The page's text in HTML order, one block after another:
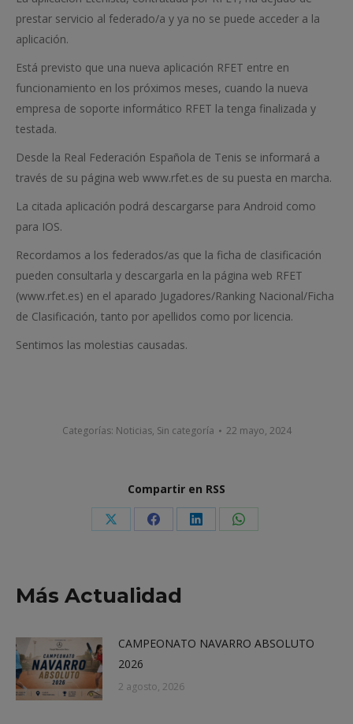
prestar servicio al federado/a y ya no se puede acceder a la
aplicación.
Está previsto que una nueva aplicación RFET entre en
funcionamiento en los próximos meses, cuando la nueva
empresa de soporte informático RFET la tenga finalizada y
testada.
Desde la Real Federación Española de Tenis se informará a
través de su página web www.rfet.es de su puesta en marcha.
La citada aplicación podrá descargarse para Android como
para IOS.
Recordamos a los federados/as que la ficha de clasificación
pueden consultarla y descargarla en la página web RFET
(www.rfet.es) en el aparado Jugadores/Ranking Nacional/Ficha
de Clasificación, tanto por apellidos como por licencia.
Sentimos las molestias causadas.
Categorías: Noticias, Sin categoría 22 mayo, 2024
Compartir en RSS
Share Share Share Share
Más Actualidad
CAMPEONATO NAVARRO ABSOLUTO
2026
2 agosto, 2026